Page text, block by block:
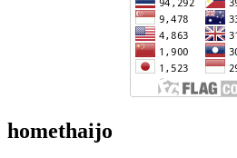
homethaijo